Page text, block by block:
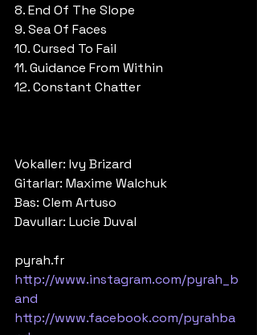
8. End Of The Slope
9. Sea Of Faces
10. Cursed To Fail
11. Guidance From Within
12. Constant Chatter
Vokaller: Ivy Brizard
Gitarlar: Maxime Walchuk
Bas: Clem Artuso
Davullar: Lucie Duval
pyrah.fr
http://www.instagram.com/pyrah_b
and
http://www.facebook.com/pyrahba